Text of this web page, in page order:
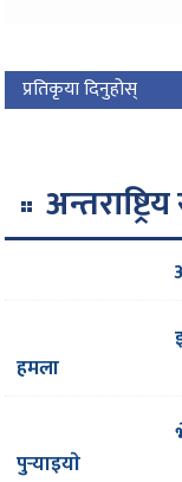
प्रतिकृया दिनुहोस्
हमला
पुर्‍याइयाे